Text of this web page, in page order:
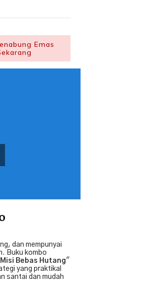
Emas
dan mempunyai
Buku kombo
Misi Bebas Hutang"
yang praktikal
santai dan mudah